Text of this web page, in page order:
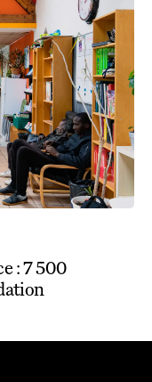
: 7 500